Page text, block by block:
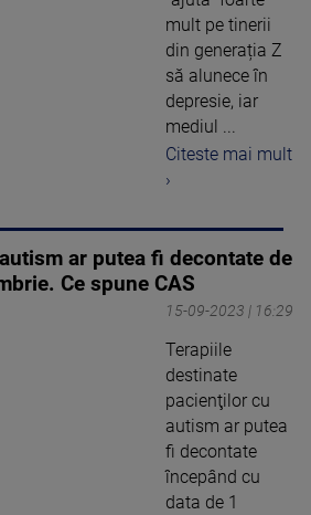
mult pe tinerii
din generația Z
să alunece în
depresie, iar
mediul ...
Citeste mai mult
›
ar putea fi decontate de
Ce spune CAS
15-09-2023 | 16:29
Terapiile
destinate
pacienţilor cu
autism ar putea
fi decontate
începând cu
data de 1